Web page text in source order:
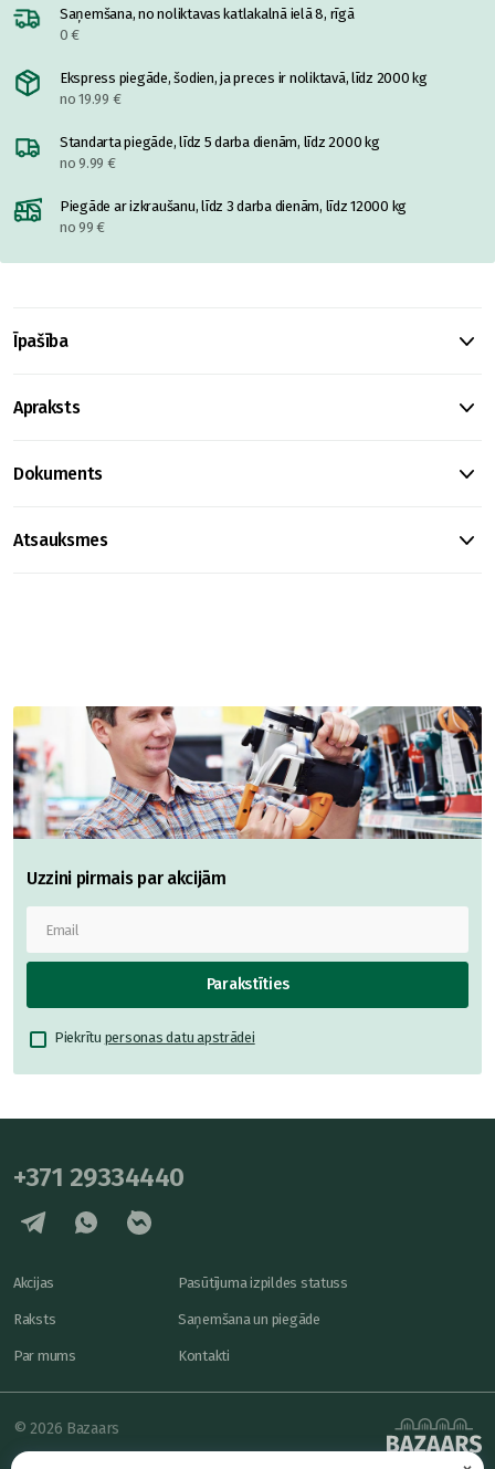
Saņemšana, no noliktavas katlakalnā ielā 8, rīgā
0 €
Ekspress piegāde, šodien, ja preces ir noliktavā, līdz 2000 kg
no 19.99 €
Standarta piegāde, līdz 5 darba dienām, līdz 2000 kg
no 9.99 €
Piegāde ar izkraušanu, līdz 3 darba dienām, līdz 12000 kg
no 99 €
Īpašība
Apraksts
Dokuments
Atsauksmes
Uzzini pirmais par akcijām
Parakstīties
Piekrītu personas datu apstrādei
+371 29334440
Akcijas
Raksts
Par mums
Pasūtījuma izpildes statuss
Saņemšana un piegāde
Kontakti
© 2026 Bazaars